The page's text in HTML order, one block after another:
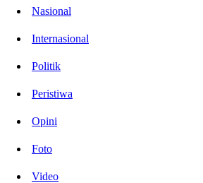
Nasional
Internasional
Politik
Peristiwa
Opini
Foto
Video